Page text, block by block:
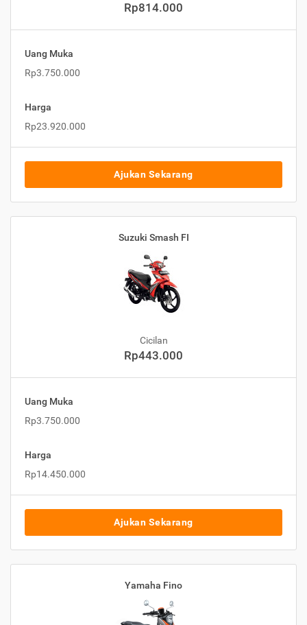
Rp814.000
Uang Muka
Rp3.750.000
Harga
Rp23.920.000
Ajukan Sekarang
Suzuki Smash FI
Cicilan
Rp443.000
Uang Muka
Rp3.750.000
Harga
Rp14.450.000
Ajukan Sekarang
Yamaha Fino